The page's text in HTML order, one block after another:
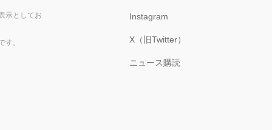
示としてお
す。
Instagram
X（旧Twitter）
ニュース購読